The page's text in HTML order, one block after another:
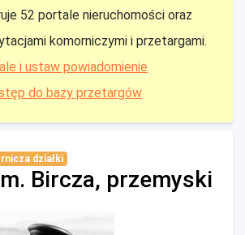
52 portale nieruchomości oraz
komorniczymi i przetargami.
i ustaw powiadomienie
do bazy przetargów
działki
Bircza, przemyski